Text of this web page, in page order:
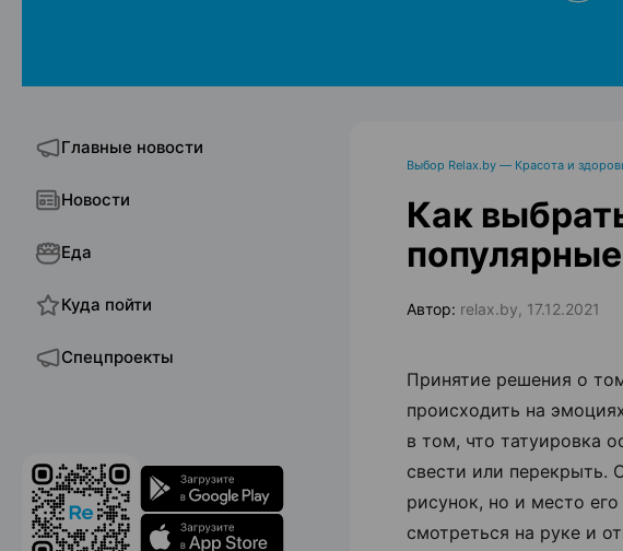
Главные новости
Новости
Еда
Куда пойти
Спецпроекты
Выбор Relax.by — Красота и
Как
Автор: relax.by, 17.12.2021
Принятие решения о
происходить на
в том, что татуировка
свести или перекрыть.
рисунок, но и место
смотреться на руке и